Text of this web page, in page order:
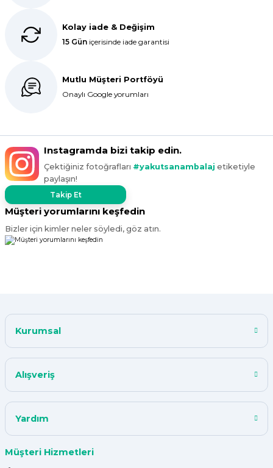
Kolay iade & Değişim
15 Gün içerisinde iade garantisi
Mutlu Müşteri Portföyü
Onaylı Google yorumları
Instagramda bizi takip edin.
Çektiğiniz fotoğrafları #yakutsanambalaj etiketiyle
paylaşın!
Takip Et
Müşteri yorumlarını keşfedin
Bizler için kimler neler söyledi, göz atın.
Kurumsal
Alışveriş
Yardım
Müşteri Hizmetleri